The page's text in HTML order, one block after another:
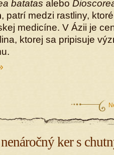
batatas alebo
, patrí medzi rastliny,
medicíne. V Ázii je
ktorej sa pripisuje
ker s